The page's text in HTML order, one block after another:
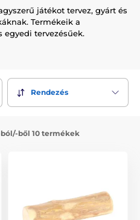
játékot tervez, gyárt és
Termékeik a
egyedi tervezésűek.
Rendezés
ből 10 termékek